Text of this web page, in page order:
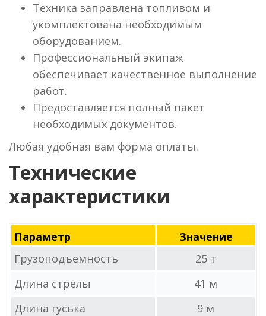
Техника заправлена топливом и
укомплектована необходимым
оборудованием.
Профессиональный экипаж
обеспечивает качественное выполнение
работ.
Предоставляется полный пакет
необходимых документов.
Любая удобная вам форма оплаты.
Технические
характеристики
Параметр
Значение
Грузоподъемность
25 т
Длина стрелы
41 м
Длина гуська
9 м